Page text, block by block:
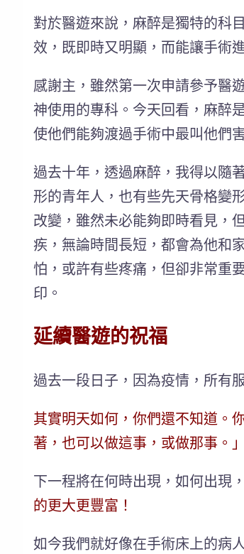
對於醫遊來說，麻醉是獨特的科
效，既即時又明顯，而能讓手術
感謝主，雖然第一次申請參予醫
神使用的專科。今天回看，麻醉
使他們能夠渡過手術中最叫他們
過去十年，透過麻醉，我得以隨
形的青年人，也有些先天骨格變
改變，雖然未必能夠即時看見，
疾，無論時間長短，都會為他和
怕，或許有些疼痛，但卻非常重
印。
延續醫遊的祝福
過去一段日子，因為疫情，所有
其實明天如何，你們還不知道。
著，也可以做這事，或做那事。
下一程將在何時出現，如何出現
的更大更豐富！
如今我們就好像在手術床上的病